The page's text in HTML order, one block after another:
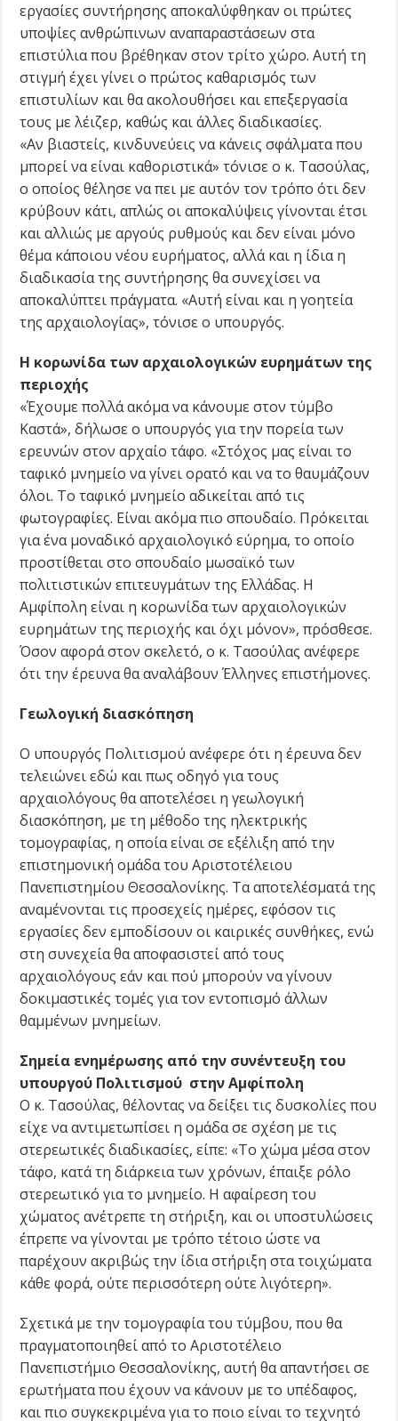
εργασίες συντήρησης αποκαλύφθηκαν οι πρώτες
υποψίες ανθρώπινων αναπαραστάσεων στα
επιστύλια που βρέθηκαν στον τρίτο χώρο. Αυτή τη
στιγμή έχει γίνει ο πρώτος καθαρισμός των
επιστυλίων και θα ακολουθήσει και επεξεργασία
τους με λέιζερ, καθώς και άλλες διαδικασίες.
«Αν βιαστείς, κινδυνεύεις να κάνεις σφάλματα που
μπορεί να είναι καθοριστικά» τόνισε ο κ. Τασούλας,
ο οποίος θέλησε να πει με αυτόν τον τρόπο ότι δεν
κρύβουν κάτι, απλώς οι αποκαλύψεις γίνονται έτσι
και αλλιώς με αργούς ρυθμούς και δεν είναι μόνο
θέμα κάποιου νέου ευρήματος, αλλά και η ίδια η
διαδικασία της συντήρησης θα συνεχίσει να
αποκαλύπτει πράγματα. «Αυτή είναι και η γοητεία
της αρχαιολογίας», τόνισε ο υπουργός.
Η κορωνίδα των αρχαιολογικών ευρημάτων της
περιοχής
«Έχουμε πολλά ακόμα να κάνουμε στον τύμβο
Καστά», δήλωσε ο υπουργός για την πορεία των
ερευνών στον αρχαίο τάφο. «Στόχος μας είναι το
ταφικό μνημείο να γίνει ορατό και να το θαυμάζουν
όλοι. Το ταφικό μνημείο αδικείται από τις
φωτογραφίες. Είναι ακόμα πιο σπουδαίο. Πρόκειται
για ένα μοναδικό αρχαιολογικό εύρημα, το οποίο
προστίθεται στο σπουδαίο μωσαϊκό των
πολιτιστικών επιτευγμάτων της Ελλάδας. Η
Αμφίπολη είναι η κορωνίδα των αρχαιολογικών
ευρημάτων της περιοχής και όχι μόνον», πρόσθεσε.
Όσον αφορά στον σκελετό, ο κ. Τασούλας ανέφερε
ότι την έρευνα θα αναλάβουν Έλληνες επιστήμονες.
Γεωλογική διασκόπηση
Ο υπουργός Πολιτισμού ανέφερε ότι η έρευνα δεν
τελειώνει εδώ και πως οδηγό για τους
αρχαιολόγους θα αποτελέσει η γεωλογική
διασκόπηση, με τη μέθοδο της ηλεκτρικής
τομογραφίας, η οποία είναι σε εξέλιξη από την
επιστημονική ομάδα του Αριστοτέλειου
Πανεπιστημίου Θεσσαλονίκης. Τα αποτελέσματά της
αναμένονται τις προσεχείς ημέρες, εφόσον τις
εργασίες δεν εμποδίσουν οι καιρικές συνθήκες, ενώ
στη συνεχεία θα αποφασιστεί από τους
αρχαιολόγους εάν και πού μπορούν να γίνουν
δοκιμαστικές τομές για τον εντοπισμό άλλων
θαμμένων μνημείων.
Σημεία ενημέρωσης από την συνέντευξη του
υπουργού Πολιτισμού στην Αμφίπολη
Ο κ. Τασούλας, θέλοντας να δείξει τις δυσκολίες που
είχε να αντιμετωπίσει η ομάδα σε σχέση με τις
στερεωτικές διαδικασίες, είπε: «Το χώμα μέσα στον
τάφο, κατά τη διάρκεια των χρόνων, έπαιξε ρόλο
στερεωτικό για το μνημείο. Η αφαίρεση του
χώματος ανέτρεπε τη στήριξη, και οι υποστυλώσεις
έπρεπε να γίνονται με τρόπο τέτοιο ώστε να
παρέχουν ακριβώς την ίδια στήριξη στα τοιχώματα
κάθε φορά, ούτε περισσότερη ούτε λιγότερη».
Σχετικά με την τομογραφία του τύμβου, που θα
πραγματοποιηθεί από το Αριστοτέλειο
Πανεπιστήμιο Θεσσαλονίκης, αυτή θα απαντήσει σε
ερωτήματα που έχουν να κάνουν με το υπέδαφος,
και πιο συγκεκριμένα για το ποιο είναι το τεχνητό